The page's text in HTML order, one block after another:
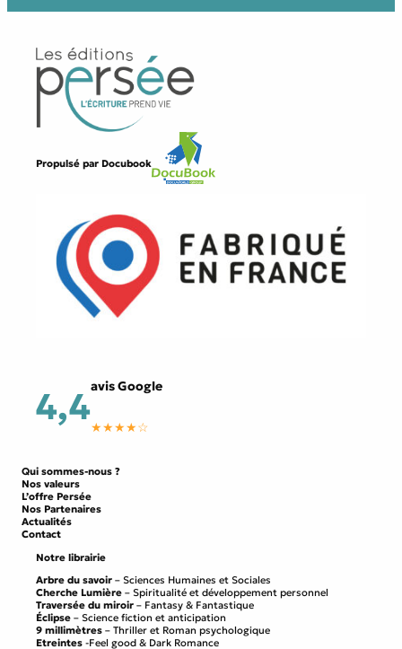
Propulsé par Docubook
4,4avis Google
★★★★☆
Qui sommes-nous ?
Nos valeurs
L’offre Persée
Nos Partenaires
Actualités
Contact
Notre librairie
Arbre du savoir – Sciences Humaines et Sociales
Cherche Lumière – Spiritualité et développement personnel
Traversée du miroir – Fantasy & Fantastique
Éclipse – Science fiction et anticipation
9 millimètres – Thriller et Roman psychologique
Etreintes -Feel good & Dark Romance